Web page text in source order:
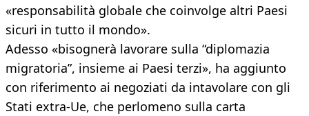
«responsabilità globale che coinvolge altri Paesi
sicuri in tutto il mondo».
Adesso «bisognerà lavorare sulla “diplomazia
migratoria”, insieme ai Paesi terzi», ha aggiunto
con riferimento ai negoziati da intavolare con gli
Stati extra-Ue, che perlomeno sulla carta